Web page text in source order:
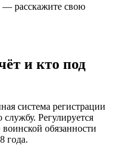
расскажите свою
и кто под
система регистрации
Регулируется
обязанности
года.